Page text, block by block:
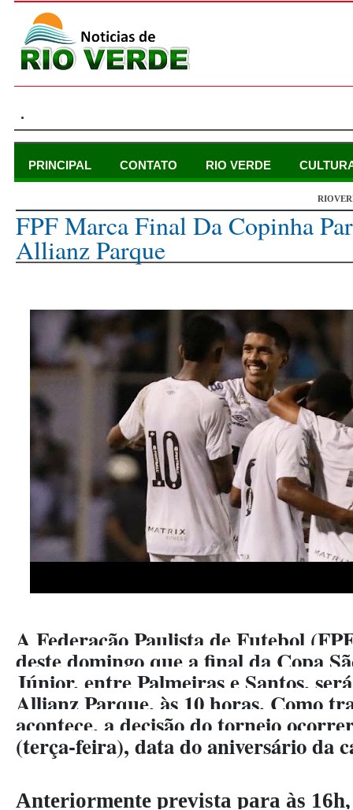
.
PRINCIPAL CONTATO RIO VERDE
FPF Marca Final Da Copinha
Allianz Parque
A Federação Paulista de Futebol
deste domingo que a final da Copa
Júnior, entre Palmeiras e Santos,
Allianz Parque, às 10 horas. Como
acontece, a decisão do torneio
(terça-feira), data do aniversário da
Anteriormente prevista para às